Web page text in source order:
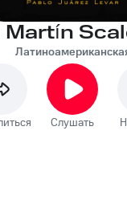
Martín
Слушать